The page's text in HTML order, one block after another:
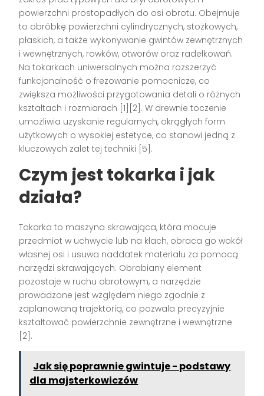
powierzchni prostopadłych do osi obrotu. Obejmuje
to obróbkę powierzchni cylindrycznych, stożkowych,
płaskich, a także wykonywanie gwintów zewnętrznych
i wewnętrznych, rowków, otworów oraz radełkowań.
Na tokarkach uniwersalnych można rozszerzyć
funkcjonalność o frezowanie pomocnicze, co
zwiększa możliwości przygotowania detali o różnych
kształtach i rozmiarach [1][2]. W drewnie toczenie
umożliwia uzyskanie regularnych, okrągłych form
użytkowych o wysokiej estetyce, co stanowi jedną z
kluczowych zalet tej techniki [5].
Czym jest tokarka i jak
działa?
Tokarka to maszyna skrawająca, która mocuje
przedmiot w uchwycie lub na kłach, obraca go wokół
własnej osi i usuwa naddatek materiału za pomocą
narzędzi skrawających. Obrabiany element
pozostaje w ruchu obrotowym, a narzędzie
prowadzone jest względem niego zgodnie z
zaplanowaną trajektorią, co pozwala precyzyjnie
kształtować powierzchnie zewnętrzne i wewnętrzne
[2].
Jak się poprawnie gwintuje - podstawy
dla majsterkowiczów